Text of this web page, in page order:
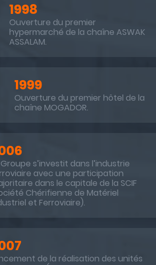
1998
Ouverture du premier
hypermarché de la chaîne ASWAK
ASSALAM.
1999
Ouverture du premier hôtel de la
chaîne MOGADOR.
Groupe s’investit dans l’industrie
avec une participation
dans le capitale de la SCIF
Chérifienne de Matériel
et Ferroviaire).
de la réalisation des unités